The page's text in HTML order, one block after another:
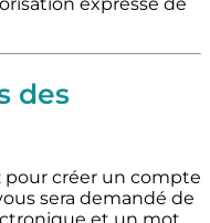
des
pour créer un compte
sera demandé de